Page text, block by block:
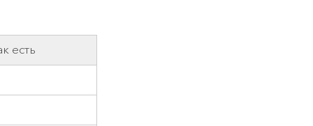
есть